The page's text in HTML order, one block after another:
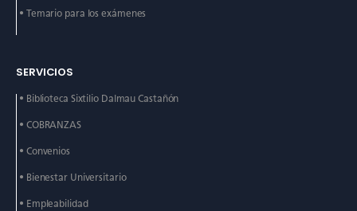
• Temario para los exámenes
SERVICIOS
• Biblioteca Sixtilio DalmauCastañón
• COBRANZAS
• Convenios
• Bienestar Universitario
• Empleabilidad